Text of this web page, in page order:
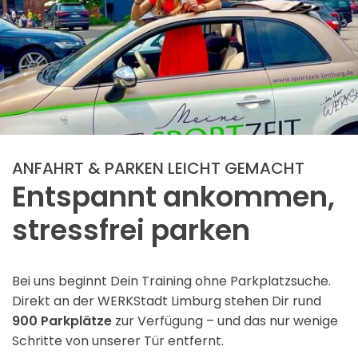
Entspannt ankommen,
stressfrei parken
ANFAHRT & PARKEN LEICHT GEMACHT
Bei uns beginnt Dein Training ohne Parkplatzsuche.
Direkt an der WERKStadt Limburg stehen Dir rund
900 Parkplätze zur Verfügung – und das nur wenige
Schritte von unserer Tür entfernt.